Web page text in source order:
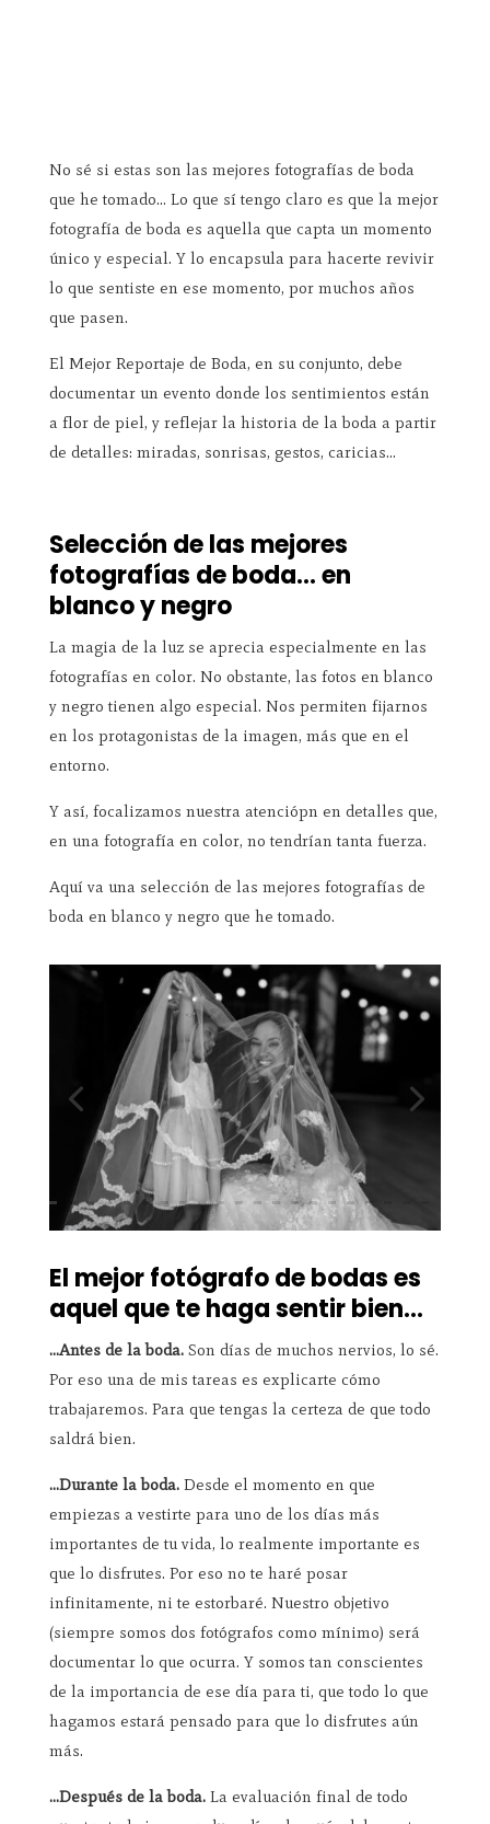
No sé si estas son las mejores fotografías de boda
que he tomado… Lo que sí tengo claro es que la mejor
fotografía de boda es aquella que capta un momento
único y especial. Y lo encapsula para hacerte revivir
lo que sentiste en ese momento, por muchos años
que pasen.
El Mejor Reportaje de Boda, en su conjunto, debe
documentar un evento donde los sentimientos están
a flor de piel, y reflejar la historia de la boda a partir
de detalles: miradas, sonrisas, gestos, caricias…
Selección de las mejores
fotografías de boda… en
blanco y negro
La magia de la luz se aprecia especialmente en las
fotografías en color. No obstante, las fotos en blanco
y negro tienen algo especial. Nos permiten fijarnos
en los protagonistas de la imagen, más que en el
entorno.
Y así, focalizamos nuestra atenciópn en detalles que,
en una fotografía en color, no tendrían tanta fuerza.
Aquí va una selección de las mejores fotografías de
boda en blanco y negro que he tomado.
El mejor fotógrafo de bodas es
aquel que te haga sentir bien…
…Antes de la boda.Son días de muchos nervios, lo sé.
Por eso una de mis tareas es explicarte cómo
trabajaremos. Para que tengas la certeza de que todo
saldrá bien.
…Durante la boda.Desde el momento en que
empiezas a vestirte para uno de los días más
importantes de tu vida, lo realmente importante es
que lo disfrutes. Por eso no te haré posar
infinitamente, ni te estorbaré. Nuestro objetivo
(siempre somos dos fotógrafos como mínimo) será
documentar lo que ocurra. Y somos tan conscientes
de la importancia de ese día para ti, que todo lo que
hagamos estará pensado para que lo disfrutes aún
más.
…Después de la boda.La evaluación final de todo